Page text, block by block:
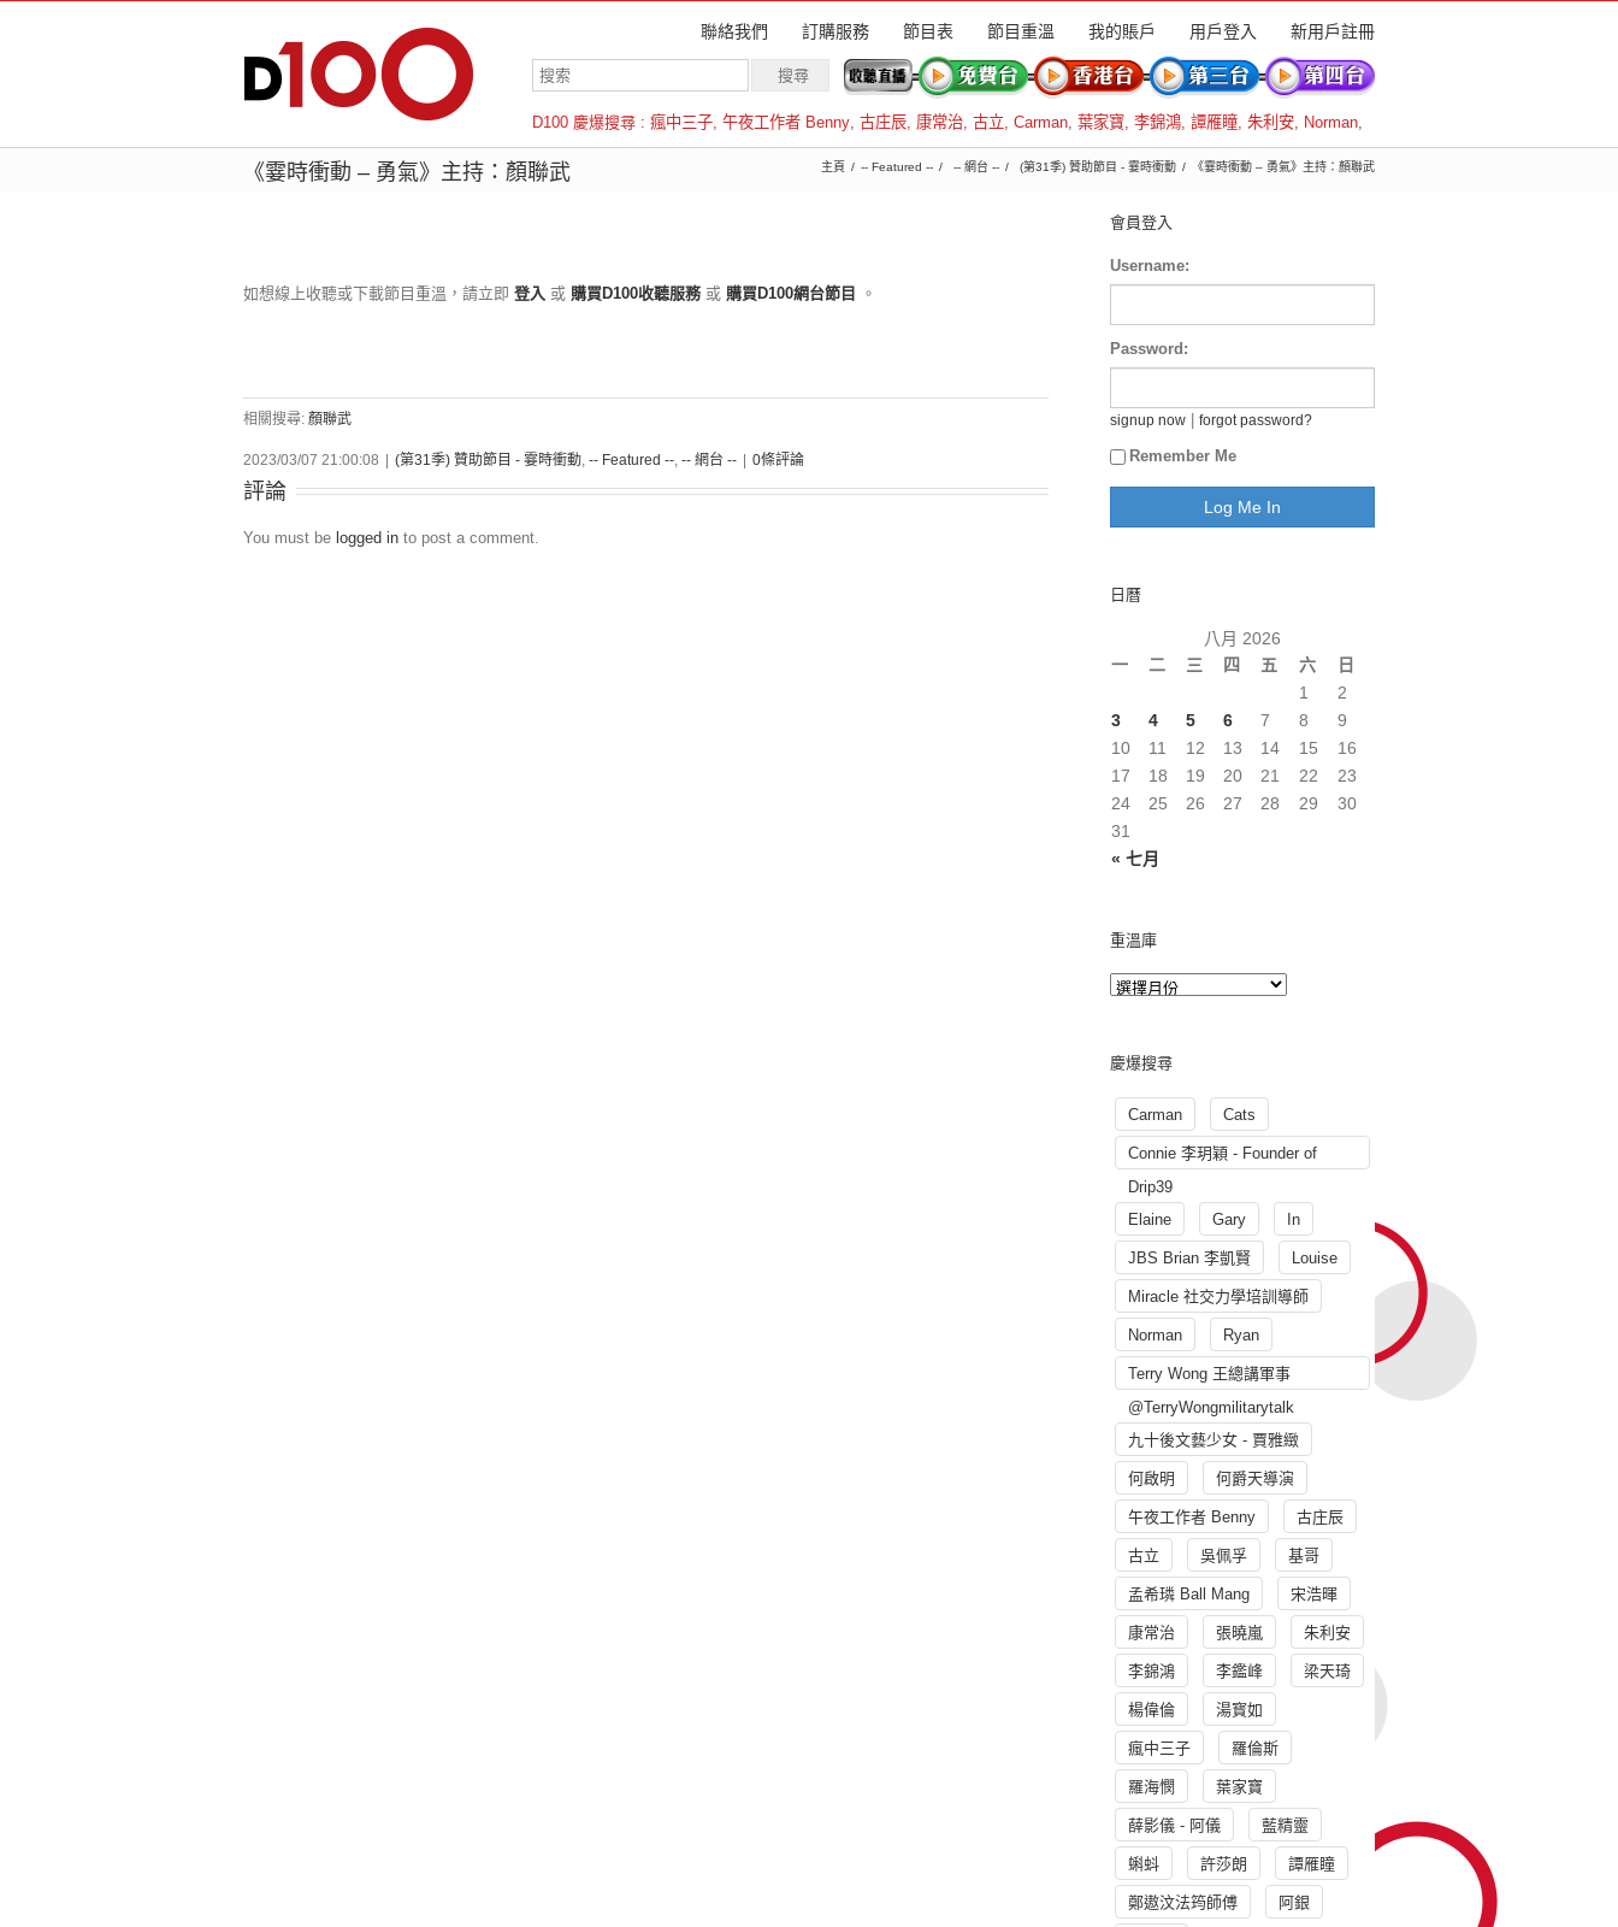
聯絡我們 訂購服務 節目表 節目重溫 我的賬戶 用戶登入 新用戶註冊
D100 慶爆搜尋 : 瘋中三子, 午夜工作者 Benny, 古庄辰, 康常治, 古立, Carman, 葉家寶, 李錦鴻, 譚雁瞳, 朱利安, Norman,
羅倫斯
《霎時衝動 – 勇氣》主持：顏聯武 主頁 -- Featured -- -- 網台 -- (第31季) 贊助節目 - 霎時衝動 《霎時衝動 – 勇氣》主持：顏聯武
如想線上收聽或下載節目重溫，請立即 登入 或 購買D100收聽服務 或 購買D100網台節目 。
相關搜尋: 顏聯武
2023/03/07 21:00:08 (第31季) 贊助節目 - 霎時衝動, -- Featured --, -- 網台 -- 0條評論
評論
You must be logged in to post a comment.
會員登入
Username:
Password:
signup now forgot password?
Remember Me
日曆
八月 2026
一
二 三 四 五 六 日
« 七月
1
2
3
4 5 6 7 8
9
10
11 12 13 14 15
16
17
18 19 20 21 22
23
24
25 26 27 28 29
30
31
重溫庫
慶爆搜尋
Carman Cats
Connie 李玥穎 - Founder of
Drip39
Elaine
Gary In
JBS Brian 李凱賢 Louise
Miracle 社交力學培訓導師
Norman Ryan
Terry Wong 王總講軍事
@TerryWongmilitarytalk
九十後文藝少女 - 賈雅緻
何啟明 何爵天導演
午夜工作者 Benny 古庄辰
古立 吳佩孚 基哥
孟希璘 Ball Mang 宋浩暉
康常治 張曉嵐 朱利安
李錦鴻 李鑑峰 梁天琦
楊偉倫 湯寳如
瘋中三子 羅倫斯
羅海憫 葉家寶
薛影儀 - 阿儀 藍精靈
蝌蚪 許莎朗 譚雁瞳
鄭遨汶法筠師傅 阿銀